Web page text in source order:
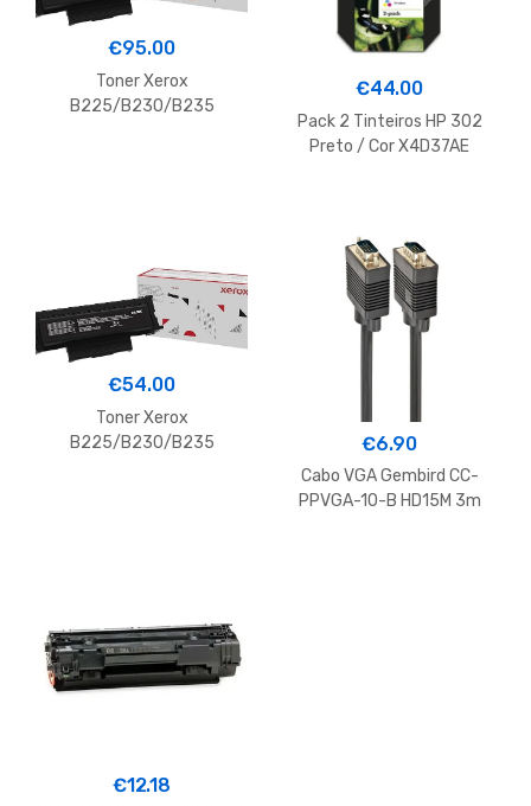
€95.00
Toner Xerox
B225/B230/B235
€44.00
Pack 2 Tinteiros HP 302
Preto / Cor X4D37AE
€54.00
Toner Xerox
B225/B230/B235
€6.90
Cabo VGA Gembird CC-
PPVGA-10-B HD15M 3m
€12.18